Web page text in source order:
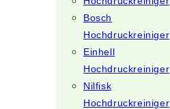
Bosch
Hochdruckreiniger
Einhell
Hochdruckreiniger
Nilfisk
Hochdruckreiniger